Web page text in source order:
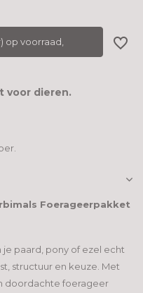
op voorraad,
voor dieren.
Foerageerpakket
paard, pony of ezel echt
structuur en keuze. Met
doordachte foerageer